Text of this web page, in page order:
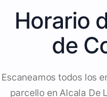
Horario
de
Escaneamos todos los
parcello en Alcala De